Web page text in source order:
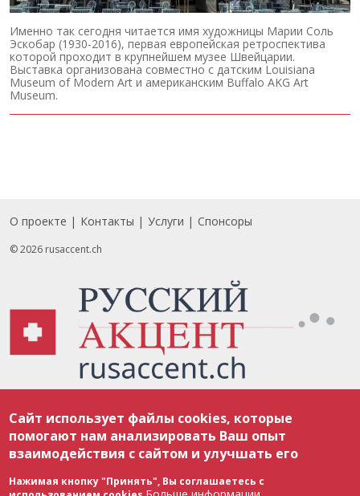
Именно так сегодня читается имя художницы Марии Соль
Эскобар (1930-2016), первая европейская ретроспектива
которой проходит в крупнейшем музее Швейцарии.
Выставка организована совместно с датским Louisiana
Museum of Modern Art и американским Buffalo AKG Art
Museum.
Footer
О проекте Контакты Услуги Спонсоры
© 2026 rusaccent.ch
соответствии с законодательством Швейцарии об авторском праве и
международными соглашениями. Полное или частичное использование
материалов возможно только с разрешения редакции. В случае полного
или частичного воспроизведения материалов сайта rusaccent.ch,
ОБЯЗАТЕЛЬНА АКТИВНАЯ ГИПЕРССЫЛКА на конкретный заимствованный
текст. Фотоизображения, размещенные редакцией rusaccent.ch, являются
ее исключительной собственностью. Полное или частичное
Сайт использует файлы cookies, которые
помогают нам анализировать Ваш опыт
взаимодействия с сайтом и улучшать его
Нажимая кнопку "Принять", Вы соглашаетесь с